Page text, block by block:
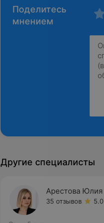
Поделитесь
мнением
Другие специалисты
Арестова Юлия
35 отзывов 5.0